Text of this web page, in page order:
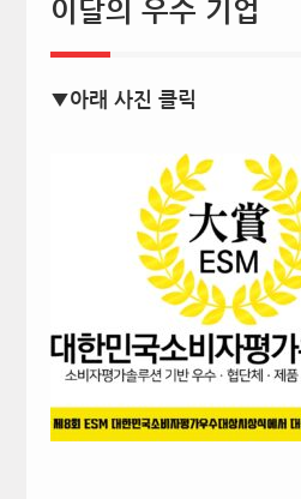
이달의 우수 기업
▼아래 사진 클릭